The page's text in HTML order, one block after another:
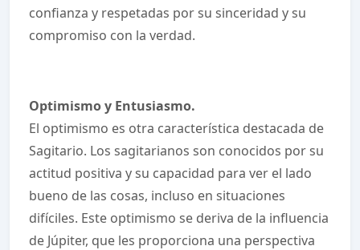
confianza y respetadas por su sinceridad y su
compromiso con la verdad.
Optimismo y Entusiasmo.
El optimismo es otra característica destacada de
Sagitario. Los sagitarianos son conocidos por su
actitud positiva y su capacidad para ver el lado
bueno de las cosas, incluso en situaciones
difíciles. Este optimismo se deriva de la influencia
de Júpiter, que les proporciona una perspectiva